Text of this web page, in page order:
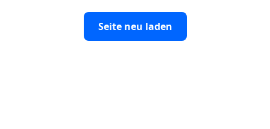
Seite neu laden